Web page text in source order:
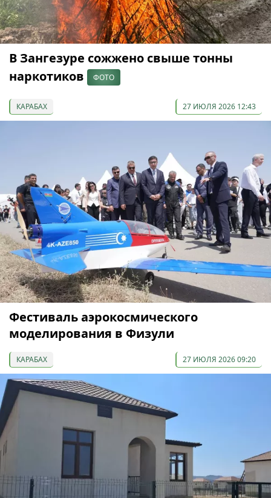
В Зангезуре сожжено свыше тонны
наркотиков
ФОТО
КАРАБАХ 27 ИЮЛЯ 2026 12:43
Фестиваль аэрокосмического
моделирования в Физули
КАРАБАХ 27 ИЮЛЯ 2026 09:20